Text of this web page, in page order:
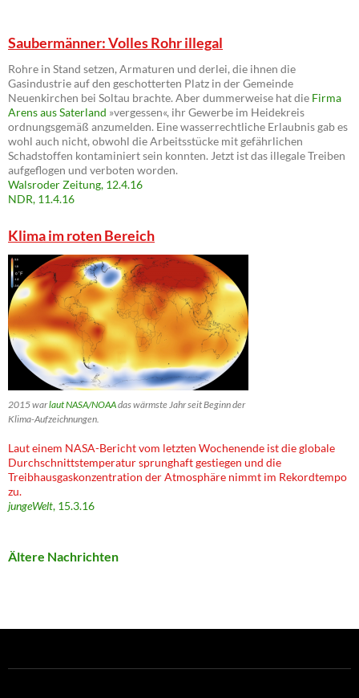
Saubermänner: Volles Rohr illegal
Rohre in Stand setzen, Armaturen und derlei, die ihnen die
Gasindustrie auf den geschotterten Platz in der Gemeinde
Neuenkirchen bei Soltau brachte. Aber dummerweise hat die Firma
Arens aus Saterland »vergessen«, ihr Gewerbe im Heidekreis
ordnungsgemäß anzumelden. Eine wasserrechtliche Erlaubnis gab es
wohl auch nicht, obwohl die Arbeitsstücke mit gefährlichen
Schadstoffen kontaminiert sein konnten. Jetzt ist das illegale Treiben
aufgeflogen und verboten worden.
Walsroder Zeitung, 12.4.16
NDR, 11.4.16
Klima im roten Bereich
2015 warlaut NASA/NOAAdas wärmste Jahr seit Beginn der
Klima-Aufzeichnungen.
Laut einem NASA-Bericht vom letzten Wochenende ist die globale
Durchschnittstemperatur sprunghaft gestiegen und die
Treibhausgaskonzentration der Atmosphäre nimmt im Rekordtempo
zu.
jungeWelt, 15.3.16
Ältere Nachrichten